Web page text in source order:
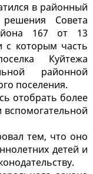
в районный
Совета
167 от 13
с которым часть
Куйтежа
районной
поселения.
отобрать более
тем, что оно
детей и